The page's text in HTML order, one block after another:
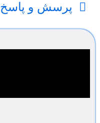
پرسش و پاسخ